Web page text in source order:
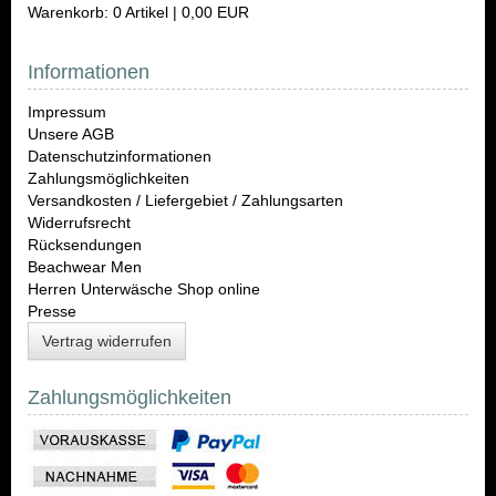
Warenkorb: 0 Artikel | 0,00 EUR
Informationen
Impressum
Unsere AGB
Datenschutzinformationen
Zahlungsmöglichkeiten
Versandkosten / Liefergebiet / Zahlungsarten
Widerrufsrecht
Rücksendungen
Beachwear Men
Herren Unterwäsche Shop online
Presse
Vertrag widerrufen
Zahlungsmöglichkeiten